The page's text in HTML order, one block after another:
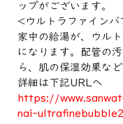
ップがございます。
<ウルトラファイン
家中の給湯が、ウル
になります。配管の
ら、肌の保湿効果な
詳細は下記URLへ
https://
nai-